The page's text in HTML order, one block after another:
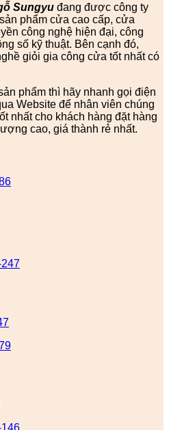
Sungyu đang được công ty
phẩm cửa cao cấp, cửa
công nghệ hiện đại, công
số kỹ thuật. Bên cạnh đó,
giỏi gia công cửa tốt nhất có
phẩm thì hãy nhanh gọi điện
Website để nhân viên chúng
nhất cho khách hàng đặt hàng
cao, giá thành rẻ nhất.